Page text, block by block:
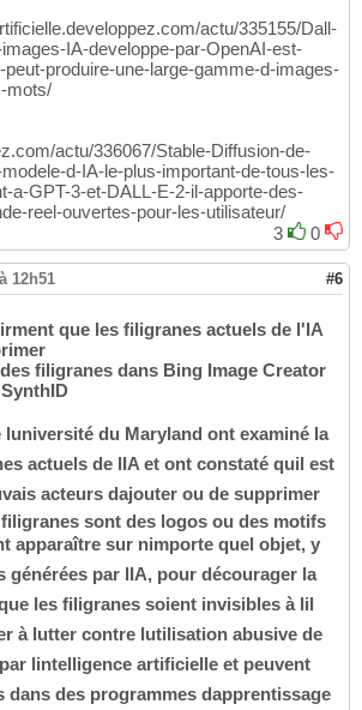
actu/335155/Dall-
IA-developpe-par-OpenAI-est-
peut-produire-une-large-gamme-d-images-
mots/
actu/336067/Stable-Diffusion-de-
d-IA-le-plus-important-de-tous-les-
a-GPT-3-et-DALL-E-2-il-apporte-des-
reel-ouvertes-pour-les-utilisateur/
3
0
12h51 #6
que les filigranes actuels de l'IA
filigranes dans Bing Image Creator
du Maryland ont examiné la
actuels de lIA et ont constaté quil est
acteurs dajouter ou de supprimer
sont des logos ou des motifs
apparaître sur nimporte quel objet, y
par lIA, pour décourager la
les filigranes soient invisibles à lil
à lutter contre lutilisation abusive de
lintelligence artificielle et peuvent
dans des programmes dapprentissage